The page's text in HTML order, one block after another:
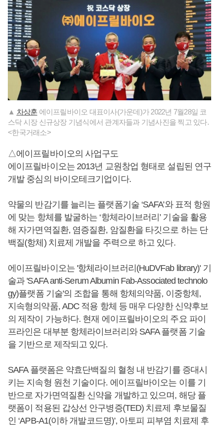
▲ 차상훈 에이프릴바이오 대표이사(가운데)가 2022년 7월28일 코
스닥 시장 신규상장 기념식에서 관계자들과 기념사진을 찍고 있다.
<한국거래소>
△에이프릴바이오의 사업구도
에이프릴바이오는 2013년 교원창업 형태로 설립된 연구
개발 중심의 바이오테크기업이다.
약물의 반감기를 늘리는 플랫폼기술 ‘SAFA’와 표적 항원
에 맞는 항체를 발굴하는 ‘항체라이브러리’ 기술을 활용
해 자가면역질환, 염증질환, 암질환을 타깃으로 하는 단
백질(항체) 치료제 개발을 주력으로 하고 있다.
에이프릴바이오는 '항체라이브러리(HuDVFab library)' 기
술과 'SAFA anti-Serum Albumin Fab-Associated technolo
gy)플랫폼 기술'의 조합을 통해 항체의약품, 이중항체,
지속형의약품, ADC 적용 항체 등 매우 다양한 신약후보
의 제작이 가능하다. 현재 에이프릴바이오의 주요 파이
프라인은 대부분 항체라이브러리와 SAFA 플랫폼 기술
을 기반으로 제작되고 있다.
SAFA 플랫폼은 약효단백질의 혈청 내 반감기를 증대시
키는 지속형 원천 기술이다. 에이프릴바이오는 이를 기
반으로 자가면역질환 신약을 개발하고 있으며, 해당 플
랫폼이 적용된 갑상선 안구병증(TED) 치료제 후보물질
인 ‘APB-A1(이하 개발코드명)’, 아토피 피부염 치료제 후